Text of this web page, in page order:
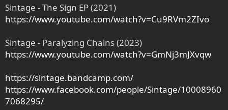
Sintage - The Sign EP (2021)
https://www.youtube.com/watch?v=Cu9RVm2ZIvo
Sintage - Paralyzing Chains (2023)
https://www.youtube.com/watch?v=GmNj3mJXvqw
https://sintage.bandcamp.com/
https://www.facebook.com/people/Sintage/10008960
7068295/